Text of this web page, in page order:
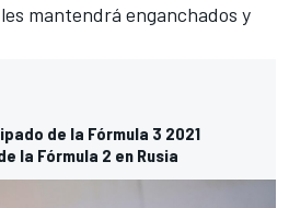
mantendrá enganchados y
de la Fórmula 3 2021
la Fórmula 2 en Rusia